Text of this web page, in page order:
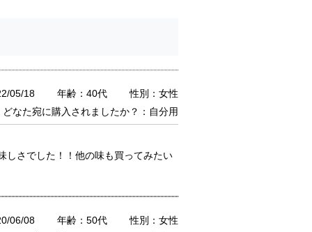
05/18 年齢：40代
性別：女性
どなた宛に購入されましたか？：自分用
しさでした！！他の味も買ってみたい
06/08 年齢：50代
性別：女性